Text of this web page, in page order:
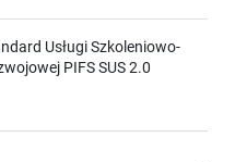
Usługi Szkoleniowo-
PIFS SUS 2.0